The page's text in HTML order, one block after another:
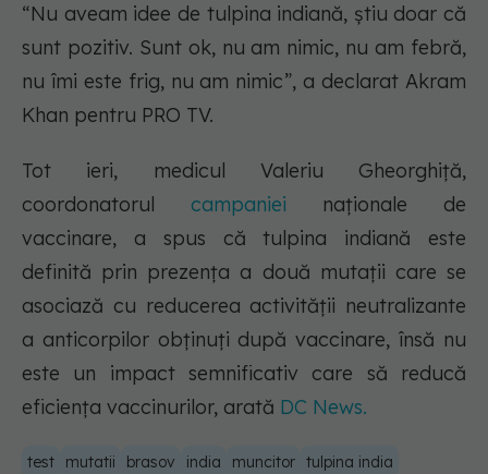
“Nu aveam idee de tulpina indiană, știu doar că
sunt pozitiv. Sunt ok, nu am nimic, nu am febră,
nu îmi este frig, nu am nimic”, a declarat Akram
Khan pentru PRO TV.
Tot ieri, medicul Valeriu Gheorghiţă,
coordonatorul campaniei naționale de
vaccinare, a spus că tulpina indiană este
definită prin prezenţa a două mutaţii care se
asociază cu reducerea activităţii neutralizante
a anticorpilor obţinuţi după vaccinare, însă nu
este un impact semnificativ care să reducă
eficiența vaccinurilor, arată DC News.
test mutatii brasov india muncitor tulpina india